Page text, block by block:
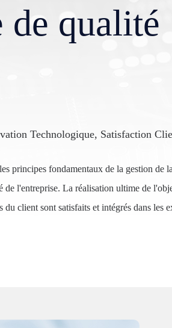
de qualité
Technologique, Satisfaction
principes fondamentaux de la gestion de
de l'entreprise. La réalisation ultime de
du client sont satisfaits et intégrés dans les